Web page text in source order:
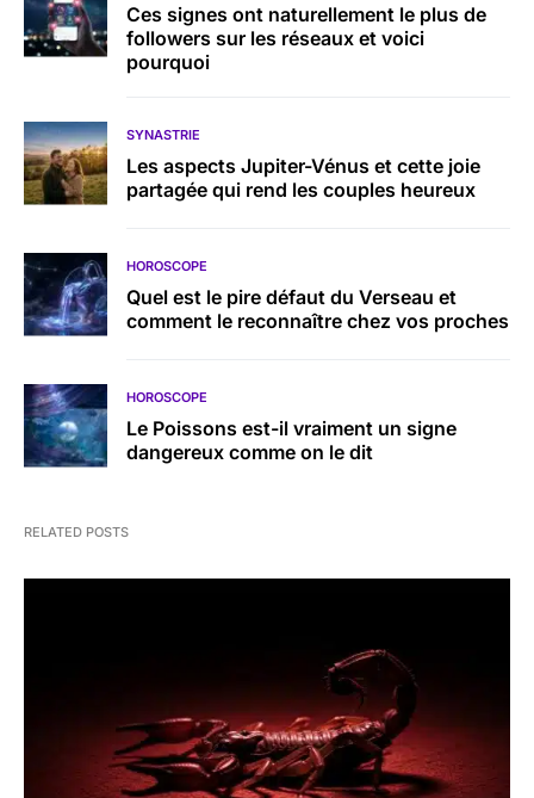
Ces signes ont naturellement le plus de
followers sur les réseaux et voici
pourquoi
SYNASTRIE
Les aspects Jupiter-Vénus et cette joie
partagée qui rend les couples heureux
HOROSCOPE
Quel est le pire défaut du Verseau et
comment le reconnaître chez vos proches
HOROSCOPE
Le Poissons est-il vraiment un signe
dangereux comme on le dit
RELATED POSTS